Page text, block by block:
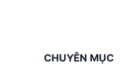
CHUYÊN MỤC